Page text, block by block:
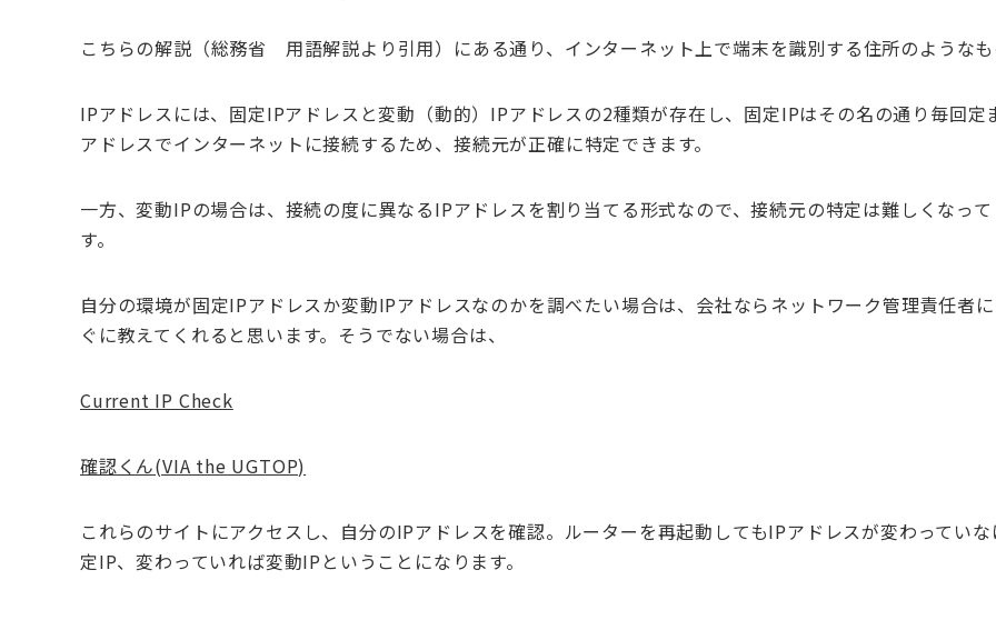
こちらの解説（総務省 用語解説より引用）にある通り、インターネット上で端末を識別する住所のような
IPアドレスには、固定IPアドレスと変動（動的）IPアドレスの2種類が存在し、固定IPはその名の通り毎回定
アドレスでインターネットに接続するため、接続元が正確に特定できます。
一方、変動IPの場合は、接続の度に異なるIPアドレスを割り当てる形式なので、接続元の特定は難しくなっ
す。
自分の環境が固定IPアドレスか変動IPアドレスなのかを調べたい場合は、会社ならネットワーク管理責任者
ぐに教えてくれると思います。そうでない場合は、
Current IP Check
確認くん(VIA the UGTOP)
これらのサイトにアクセスし、自分のIPアドレスを確認。ルーターを再起動してもIPアドレスが変わってい
定IP、変わっていれば変動IPということになります。